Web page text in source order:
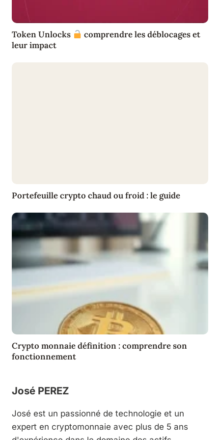
Token Unlocks
comprendre les déblocages et
leur impact
Portefeuille crypto chaud ou froid : le guide
Crypto monnaie définition : comprendre son
fonctionnement
José PEREZ
José est un passionné de technologie et un
expert en cryptomonnaie avec plus de 5 ans